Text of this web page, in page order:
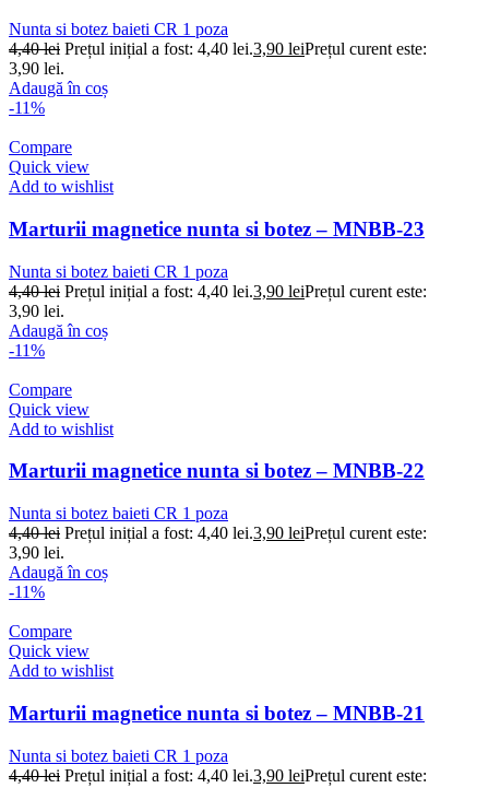
Nunta si botez baieti CR 1 poza
4,40lei Prețul inițial a fost: 4,40 lei.3,90 leiPrețul curent este:
3,90 lei.
Adaugă în coș
-11%
Compare
Quick view
Add to wishlist
Marturii magnetice nunta si botez – MNBB-23
Nunta si botez baieti CR 1 poza
4,40lei Prețul inițial a fost: 4,40 lei.3,90 leiPrețul curent este:
3,90 lei.
Adaugă în coș
-11%
Compare
Quick view
Add to wishlist
Marturii magnetice nunta si botez – MNBB-22
Nunta si botez baieti CR 1 poza
4,40lei Prețul inițial a fost: 4,40 lei.3,90 leiPrețul curent este:
3,90 lei.
Adaugă în coș
-11%
Compare
Quick view
Add to wishlist
Marturii magnetice nunta si botez – MNBB-21
Nunta si botez baieti CR 1 poza
4,40lei Prețul inițial a fost: 4,40 lei.3,90 leiPrețul curent este: